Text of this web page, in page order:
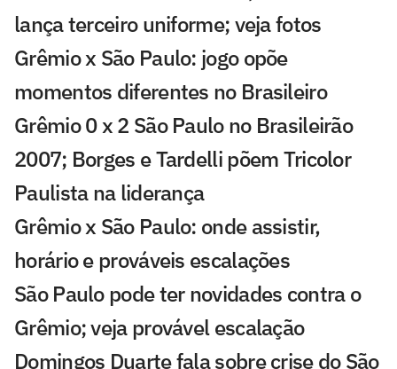
lança terceiro uniforme; veja fotos
Grêmio x São Paulo: jogo opõe
momentos diferentes no Brasileiro
Grêmio 0 x 2 São Paulo no Brasileirão
2007; Borges e Tardelli põem Tricolor
Paulista na liderança
Grêmio x São Paulo: onde assistir,
horário e prováveis escalações
São Paulo pode ter novidades contra o
Grêmio; veja provável escalação
Domingos Duarte fala sobre crise do São